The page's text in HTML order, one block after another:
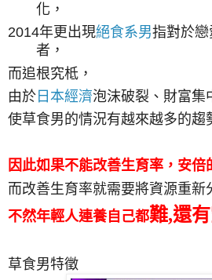
化，
2014年更出現絕食系男指對於
者，
而追根究柢 ，
由於 日本經濟泡沫破裂、財富集
使草食男的情況有越來越多的趨
因此如果不能改善生育率，安
而改善生育率就需要將資源重新
不然年輕人連養自己都難,還
草食男特徵